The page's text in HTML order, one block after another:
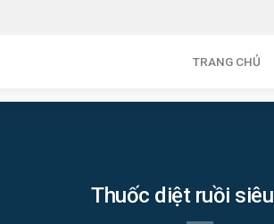
TRANG CHỦ
Thuốc diệt ruồi